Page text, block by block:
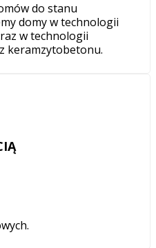
do stanu
domy w technologii
w technologii
keramzytobetonu.